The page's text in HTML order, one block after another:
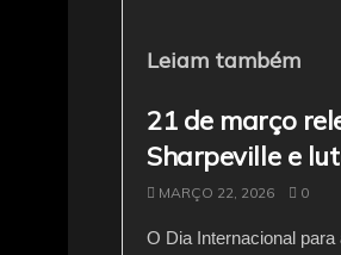
b
o
o
k
Leiam também
21 de março
Sharpeville e
MARÇO 22, 2026 0
O Dia Internacional